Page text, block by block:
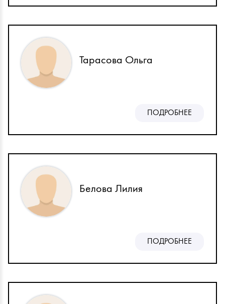
Тарасова Ольга
ПОДРОБНЕЕ
Белова Лилия
ПОДРОБНЕЕ